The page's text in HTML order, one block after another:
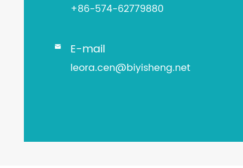
+86-574-62779880
 E-mail
leora.cen@biyisheng.net